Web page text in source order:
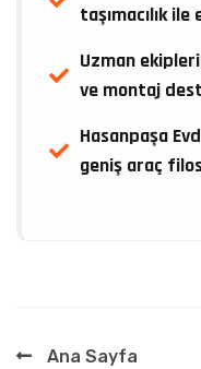
taşımacılık
Uzman
ve montaj
Hasanpaşa
geniş araç
Ana Sayfa